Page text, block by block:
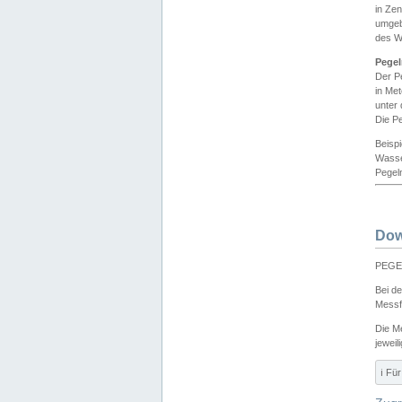
in
des
Der
in
unter
Die
Bei
Die
ℹ️